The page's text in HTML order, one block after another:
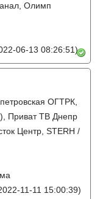
Олимп
06-13 08:26:51)
ОГТРК,
Приват ТВ Днепр
Центр, STERH /
11-11 15:00:39)